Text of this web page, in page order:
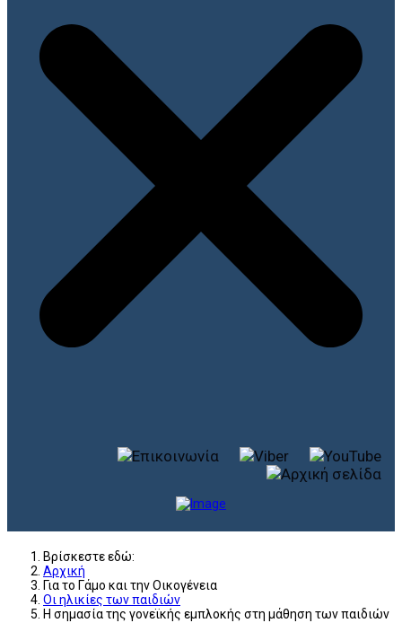
Βρίσκεστε εδώ:
Αρχική
Για το Γάμο και την Οικογένεια
Οι ηλικίες των παιδιών
Η σημασία της γονεϊκής εμπλοκής στη μάθηση των παιδιών